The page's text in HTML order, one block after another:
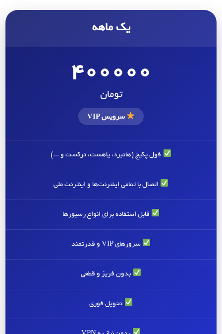
یک ماهه
400000
تومان
سرویس VIP
فول پکیج (هاتبرد، یاهست، ترکست و ...)
اتصال با تمامی اینترنت‌ها و اینترنت ملی
قابل استفاده برای انواع رسیورها
سرورهای VIP و قدرتمند
بدون فریز و قطعی
تحویل فوری